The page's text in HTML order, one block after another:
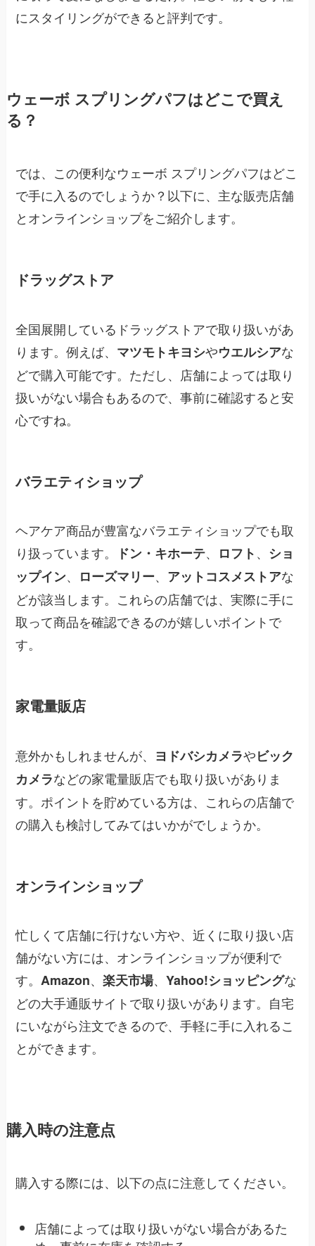
にスタイリングができると評判です。
ウェーボ スプリングパフはどこで買え
る？
では、この便利なウェーボ スプリングパフはどこ
で手に入るのでしょうか？以下に、主な販売店舗
とオンラインショップをご紹介します。
ドラッグストア
全国展開しているドラッグストアで取り扱いがあ
ります。例えば、 マツモトキヨシやウエルシアな
どで購入可能です。ただし、店舗によっては取り
扱いがない場合もあるので、事前に確認すると安
心ですね。
バラエティショップ
ヘアケア商品が豊富なバラエティショップでも取
り扱っています。
ドン・キホーテ、 ロフト、 ショ
ップイン、 ローズマリー、 アットコスメストアな
どが該当します。これらの店舗では、実際に手に
取って商品を確認できるのが嬉しいポイントで
す。
家電量販店
意外かもしれませんが、 ヨドバシカメラやビック
カメラなどの家電量販店でも取り扱いがありま
す。ポイントを貯めている方は、これらの店舗で
の購入も検討してみてはいかがでしょうか。
オンラインショップ
忙しくて店舗に行けない方や、近くに取り扱い店
舗がない方には、オンラインショップが便利で
す。Amazon、楽天市場、Yahoo!ショッピングな
どの大手通販サイトで取り扱いがあります。自宅
にいながら注文できるので、手軽に手に入れるこ
とができます。
購入時の注意点
購入する際には、以下の点に注意してください。
店舗によっては取り扱いがない場合があるた